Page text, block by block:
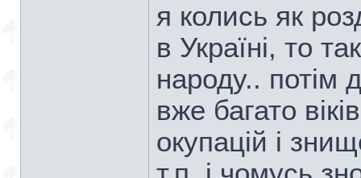
я колись як
в Україні, то
народу.. потім
вже багато
окупацій і